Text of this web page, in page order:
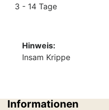
3 - 14 Tage
Hinweis:
Insam Krippe
Informationen